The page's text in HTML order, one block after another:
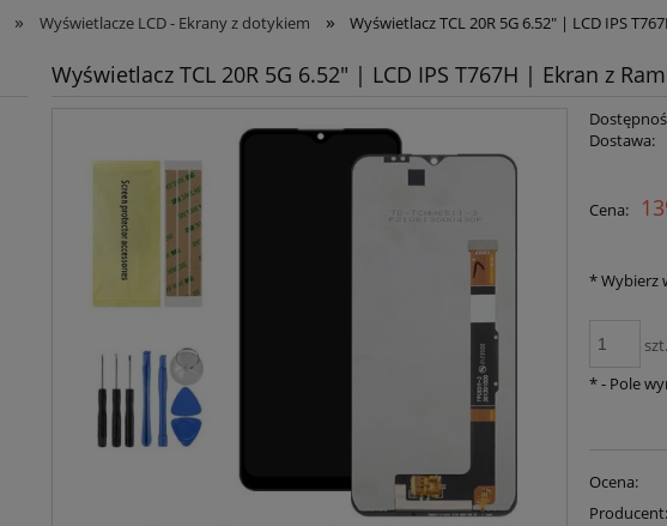
» Wyświetlacze LCD - Ekrany z dotykiem » Wyświetlacz TCL 20R 5G 6.52" | LCD IPS
Wyświetlacz TCL 20R 5G 6.52" | LCD IPS T767H | Ekran z
Dostawa:
Cena:
*Wybierz
szt.
*- Pole
Ocena:
Producent: